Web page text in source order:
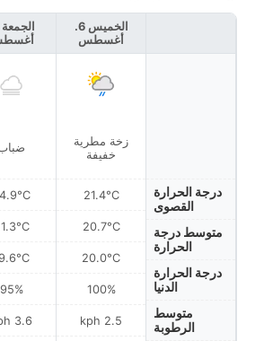
درجة الحرارة
القصوى
متوسط درجة
الحرارة
درجة الحرارة
الدنيا
متوسط
الرطوبة
الخميس 6.
أغسطس
زخة مطرية
خفيفة
21.4°C
20.7°C
20.0°C
100%
2.5 kph
95%
3.6 kph